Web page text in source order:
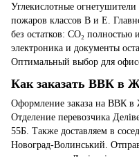
Углекислотные
пожаров классов B и E.
без остатков: CO₂ полностью
электроника и документы
Оптимальный выбор для
Как заказать ВВК в
Оформление заказа на ВВК в
Отделение перевозчика
55Б. Также доставляем в
Новоград-Волинський.